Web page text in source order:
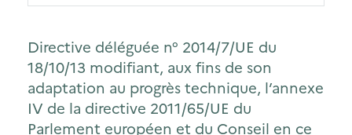
Directive déléguée n° 2014/7/UE du
18/10/13 modifiant, aux fins de son
adaptation au progrès technique, l’annexe
IV de la directive 2011/65/UE du
Parlement européen et du Conseil en ce